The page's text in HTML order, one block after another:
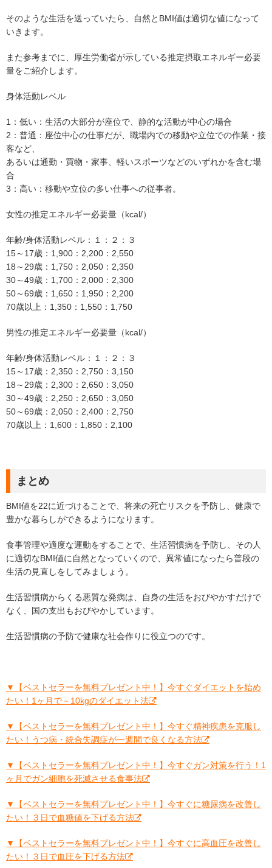
そのような生活を送っていたら、自然とBMI値は適切な値になって
いきます。
また参考までに、厚生労働省が示している推定摂取エネルギー必要
量をご紹介します。
身体活動レベル
1：低い：生活の大部分が座位で、静的な活動が中心の場合
2：普通：座位中心の仕事だが、職場内での移動や立位での作業・接
客など、
あるいは通勤・買物・家事、軽いスポーツなどのいずれかを含む場
合
3：高い：移動や立位の多い仕事への従事者。
女性の推定エネルギー必要量（kcal/）
年齢/身体活動レベル：１：２：３
15～17歳：1,900：2,200：2,550
18～29歳：1,750：2,050：2,350
30～49歳：1,700：2,000：2,300
50～69歳：1,650：1,950：2,200
70歳以上：1,350：1,550：1,750
男性の推定エネルギー必要量（kcal/）
年齢/身体活動レベル：１：２：３
15～17歳：2,350：2,750：3,150
18～29歳：2,300：2,650：3,050
30～49歳：2,250：2,650：3,050
50～69歳：2,050：2,400：2,750
70歳以上：1,600：1,850：2,100
まとめ
BMI値を22に近づけることで、将来の死亡リスクを予防し、健康で
豊かな暮らしができるようになります。
食事管理や適度な運動をすることで、生活習慣病を予防し、その人
に適切なBMI値に自然となっていくので、異常値になったら普段の
生活の見直しをしてみましょう。
生活習慣病からくる悪質な発病は、自身の生活をおびやかすだけで
なく、国の支出もおびやかしています。
生活習慣病の予防で健康な社会作りに役立つのです。
▼【ベストセラーを無料プレゼント中！】今すぐダイエットを始め
たい！1ヶ月で－10kgのダイエット法
▼【ベストセラーを無料プレゼント中！】今すぐ精神疾患を克服し
たい！うつ病・統合失調症が一週間で良くなる方法
▼【ベストセラーを無料プレゼント中！】今すぐガン対策を行う！1
ヶ月でガン細胞を死滅させる食事法
▼【ベストセラーを無料プレゼント中！】今すぐに糖尿病を改善し
たい！３日で血糖値を下げる方法
▼【ベストセラーを無料プレゼント中！】今すぐに高血圧を改善し
たい！３日で血圧を下げる方法